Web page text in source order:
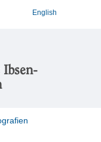
English